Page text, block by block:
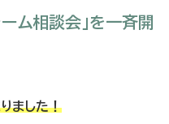
ム相談会」を一斉開
ました！